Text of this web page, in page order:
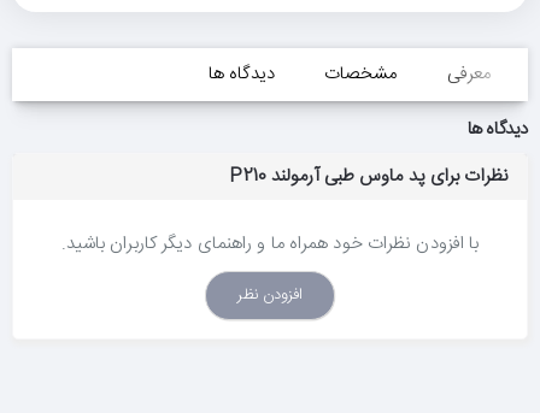
معرفی مشخصات
دیدگاه ها
دیدگاه ها
نظرات برای پد ماوس طبی آرمولند P210
با افزودن نظرات خود همراه ما و راهنمای دیگر کاربران باشید.
افزودن نظر